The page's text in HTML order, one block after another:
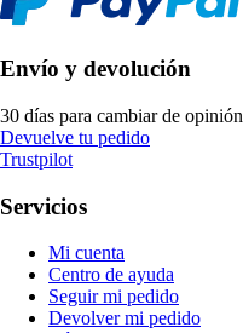
Envío y devolución
30 días para cambiar de opinión
Devuelve tu pedido
Trustpilot
Servicios
Mi cuenta
Centro de ayuda
Seguir mi pedido
Devolver mi pedido